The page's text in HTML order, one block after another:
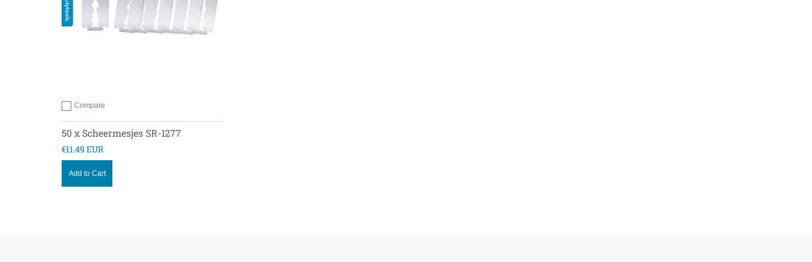
Add to compare
Compare
50 x Scheermesjes SR-1277
€11.49 EUR
Add to Cart